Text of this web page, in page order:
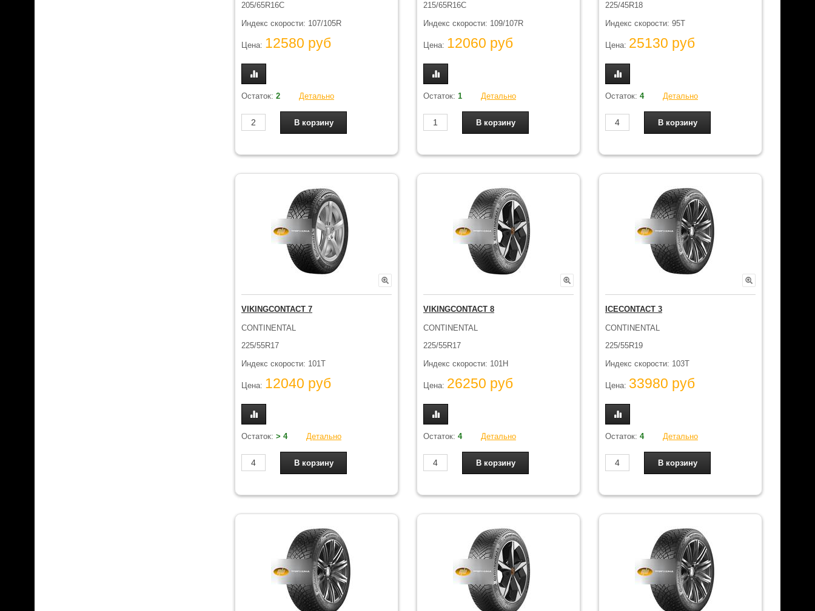
205/65R16C
Индекс скорости: 107/105R
Цена: 12580 руб
Остаток: 2 Детально
215/65R16C
Индекс скорости: 109/107R
Цена: 12060 руб
Остаток: 1 Детально
225/45R18
Индекс скорости: 95T
Цена: 25130 руб
Остаток: 4 Детально
VIKINGCONTACT 7
CONTINENTAL
225/55R17
Индекс скорости: 101T
Цена: 12040 руб
Остаток: > 4 Детально
VIKINGCONTACT 8
CONTINENTAL
225/55R17
Индекс скорости: 101H
Цена: 26250 руб
Остаток: 4 Детально
ICECONTACT 3
CONTINENTAL
225/55R19
Индекс скорости: 103T
Цена: 33980 руб
Остаток: 4 Детально